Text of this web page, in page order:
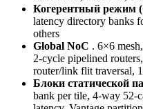
Когерентный режим
latency directory banks
others
Global NoC . 6×6
2-cycle pipelined
router/link flit traversal,
Блоки статической
bank per tile, 4-way 52-